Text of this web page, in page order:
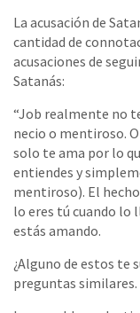
La acusación de
cantidad de
acusaciones de
Satanás:
“Job realmente no
necio o mentiroso.
solo te ama por lo
entiendes y
mentiroso). El
lo eres tú cuando lo
estás amando.
¿Alguno de estos te
preguntas similares.